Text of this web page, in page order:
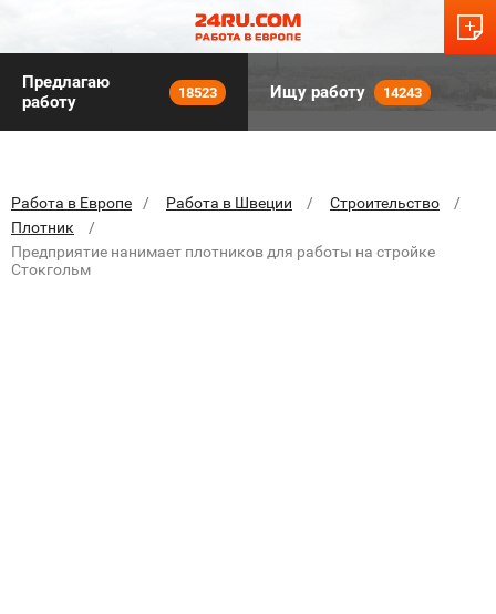
Предлагаю
работу
18523 Ищу работу 14243
Работа в Европе Работа в Швеции
Строительство
Плотник
Предприятие нанимает плотников для работы на стройке
Стокгольм